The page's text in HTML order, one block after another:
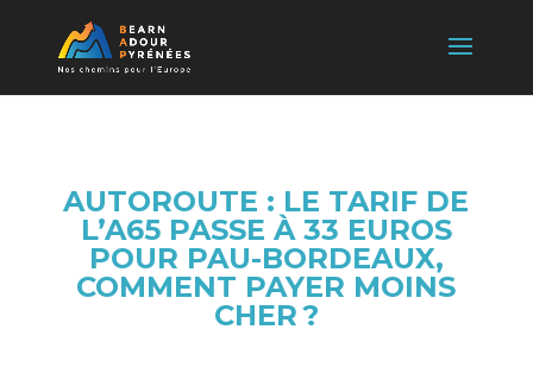
AUTOROUTE : LE TARIF DE
L’A65 PASSE À 33 EUROS
POUR PAU-BORDEAUX,
COMMENT PAYER MOINS
CHER ?